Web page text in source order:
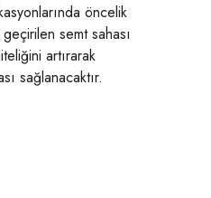
öncelik
semt sahası
artırarak
sağlanacaktır.